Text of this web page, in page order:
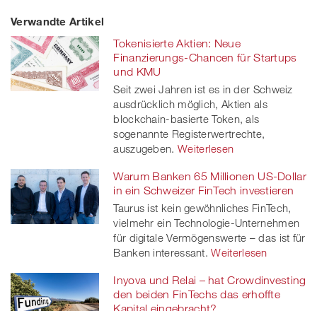
on
Facebook
on
twitt
er
linkedinXing
Verwandte Artikel
Tokenisierte Aktien: Neue
Finanzierungs-Chancen für Startups
und KMU
Seit zwei Jahren ist es in der Schweiz
ausdrücklich möglich, Aktien als
blockchain-basierte Token, als
sogenannte Registerwertrechte,
auszugeben. Weiterlesen
Warum Banken 65 Millionen US-Dollar
in ein Schweizer FinTech investieren
Taurus ist kein gewöhnliches FinTech,
vielmehr ein Technologie-Unternehmen
für digitale Vermögenswerte – das ist für
Banken interessant. Weiterlesen
Inyova und Relai – hat Crowdinvesting
den beiden FinTechs das erhoffte
Kapital eingebracht?